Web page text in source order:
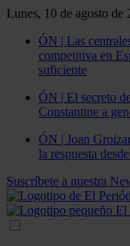
Lunes, 10 de agosto de
ÓN | Las
competitiva en
suficiente
ÓN | El secreto
Constantine a
ÓN | Joan
la respuesta
Suscríbete a nuestra